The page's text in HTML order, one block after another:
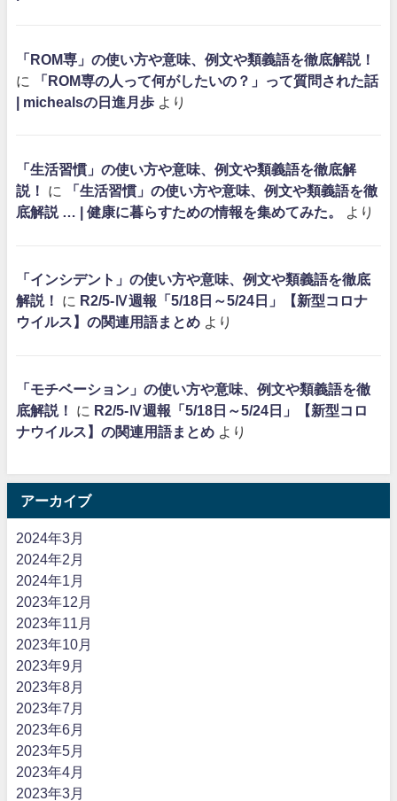
「ROM専」の使い方や意味、例文や類義語を徹底解説！
に
「ROM専の人って何がしたいの？」って質問された話
| michealsの日進月歩 より
「生活習慣」の使い方や意味、例文や類義語を徹底解
説！
に
「生活習慣」の使い方や意味、例文や類義語を徹
底解説 … | 健康に暮らすための情報を集めてみた。
より
「インシデント」の使い方や意味、例文や類義語を徹底
解説！
に R2/5-Ⅳ週報「5/18日～5/24日」【新型コロナ
ウイルス】の関連用語まとめ より
「モチベーション」の使い方や意味、例文や類義語を徹
底解説！
に R2/5-Ⅳ週報「5/18日～5/24日」【新型コロ
ナウイルス】の関連用語まとめ より
アーカイブ
2024年3月
2024年2月
2024年1月
2023年12月
2023年11月
2023年10月
2023年9月
2023年8月
2023年7月
2023年6月
2023年5月
2023年4月
2023年3月